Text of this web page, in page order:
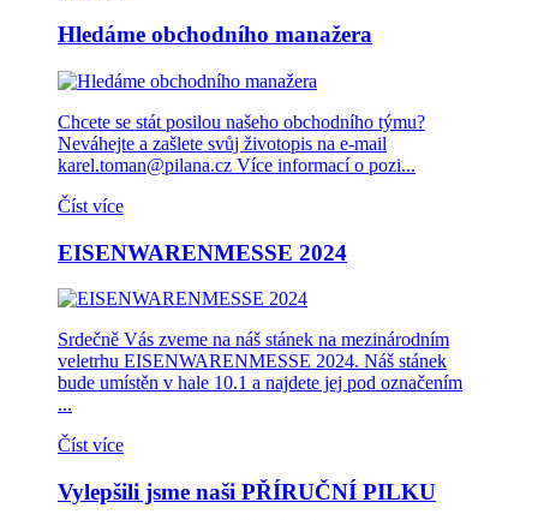
Hledáme obchodního manažera
Chcete se stát posilou našeho obchodního týmu?
Neváhejte a zašlete svůj životopis na e-mail
karel.toman@pilana.cz Více informací o pozi...
Číst více
EISENWARENMESSE 2024
Srdečně Vás zveme na náš stánek na mezinárodním
veletrhu EISENWARENMESSE 2024. Náš stánek
bude umístěn v hale 10.1 a najdete jej pod označením
...
Číst více
Vylepšili jsme naši PŘÍRUČNÍ PILKU